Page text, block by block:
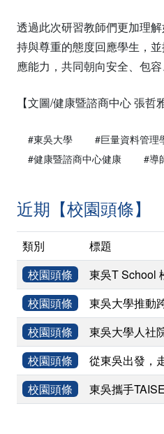
透過此次研習教師們更加理
持與尊重的態度回應學生，
應能力，共同朝向安全、包容
【文圖/健康暨諮商中心 張哲
#東吳大學
#巨量資料管理
#健康暨諮商中心健康
#導
近期【校園頭條】
類別
標題
校園頭條
東吳T School
校園頭條
東吳大學推動
校園頭條
東吳大學人社
校園頭條
從東吳出發，
校園頭條
東吳攜手